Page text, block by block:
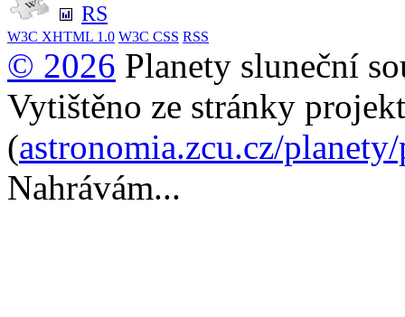
RS
W3C XHTML 1.0 W3C CSS RSS
© 2026 Planety sluneční
Vytištěno ze stránky
(astronomia.zcu.cz/
Nahrávám...